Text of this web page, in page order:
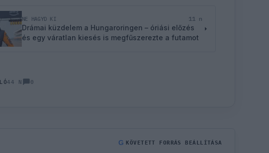
NE HAGYD KI 11 n
Drámai küzdelem a Hungaroringen – óriási előzés
és egy váratlan kiesés is megfűszerezte a futamot
44 N 0
G KÖVETETT FORRÁS BEÁLLÍTÁSA